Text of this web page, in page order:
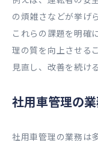
の煩雑さなどが挙げ
これらの課題を明確
理の質を向上させる
見直し、改善を続け
社用車管理の
社用車管理の業務は